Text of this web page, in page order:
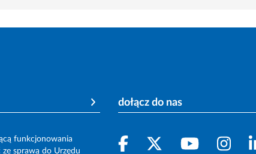
funkcjonowania
ze sprawą do Urzędu
dołącz do nas